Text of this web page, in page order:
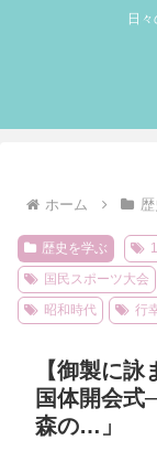
日
ホーム
歴史を学ぶ
国民スポーツ大会
昭和時代
行
【御製に
国体開会式
森の…」